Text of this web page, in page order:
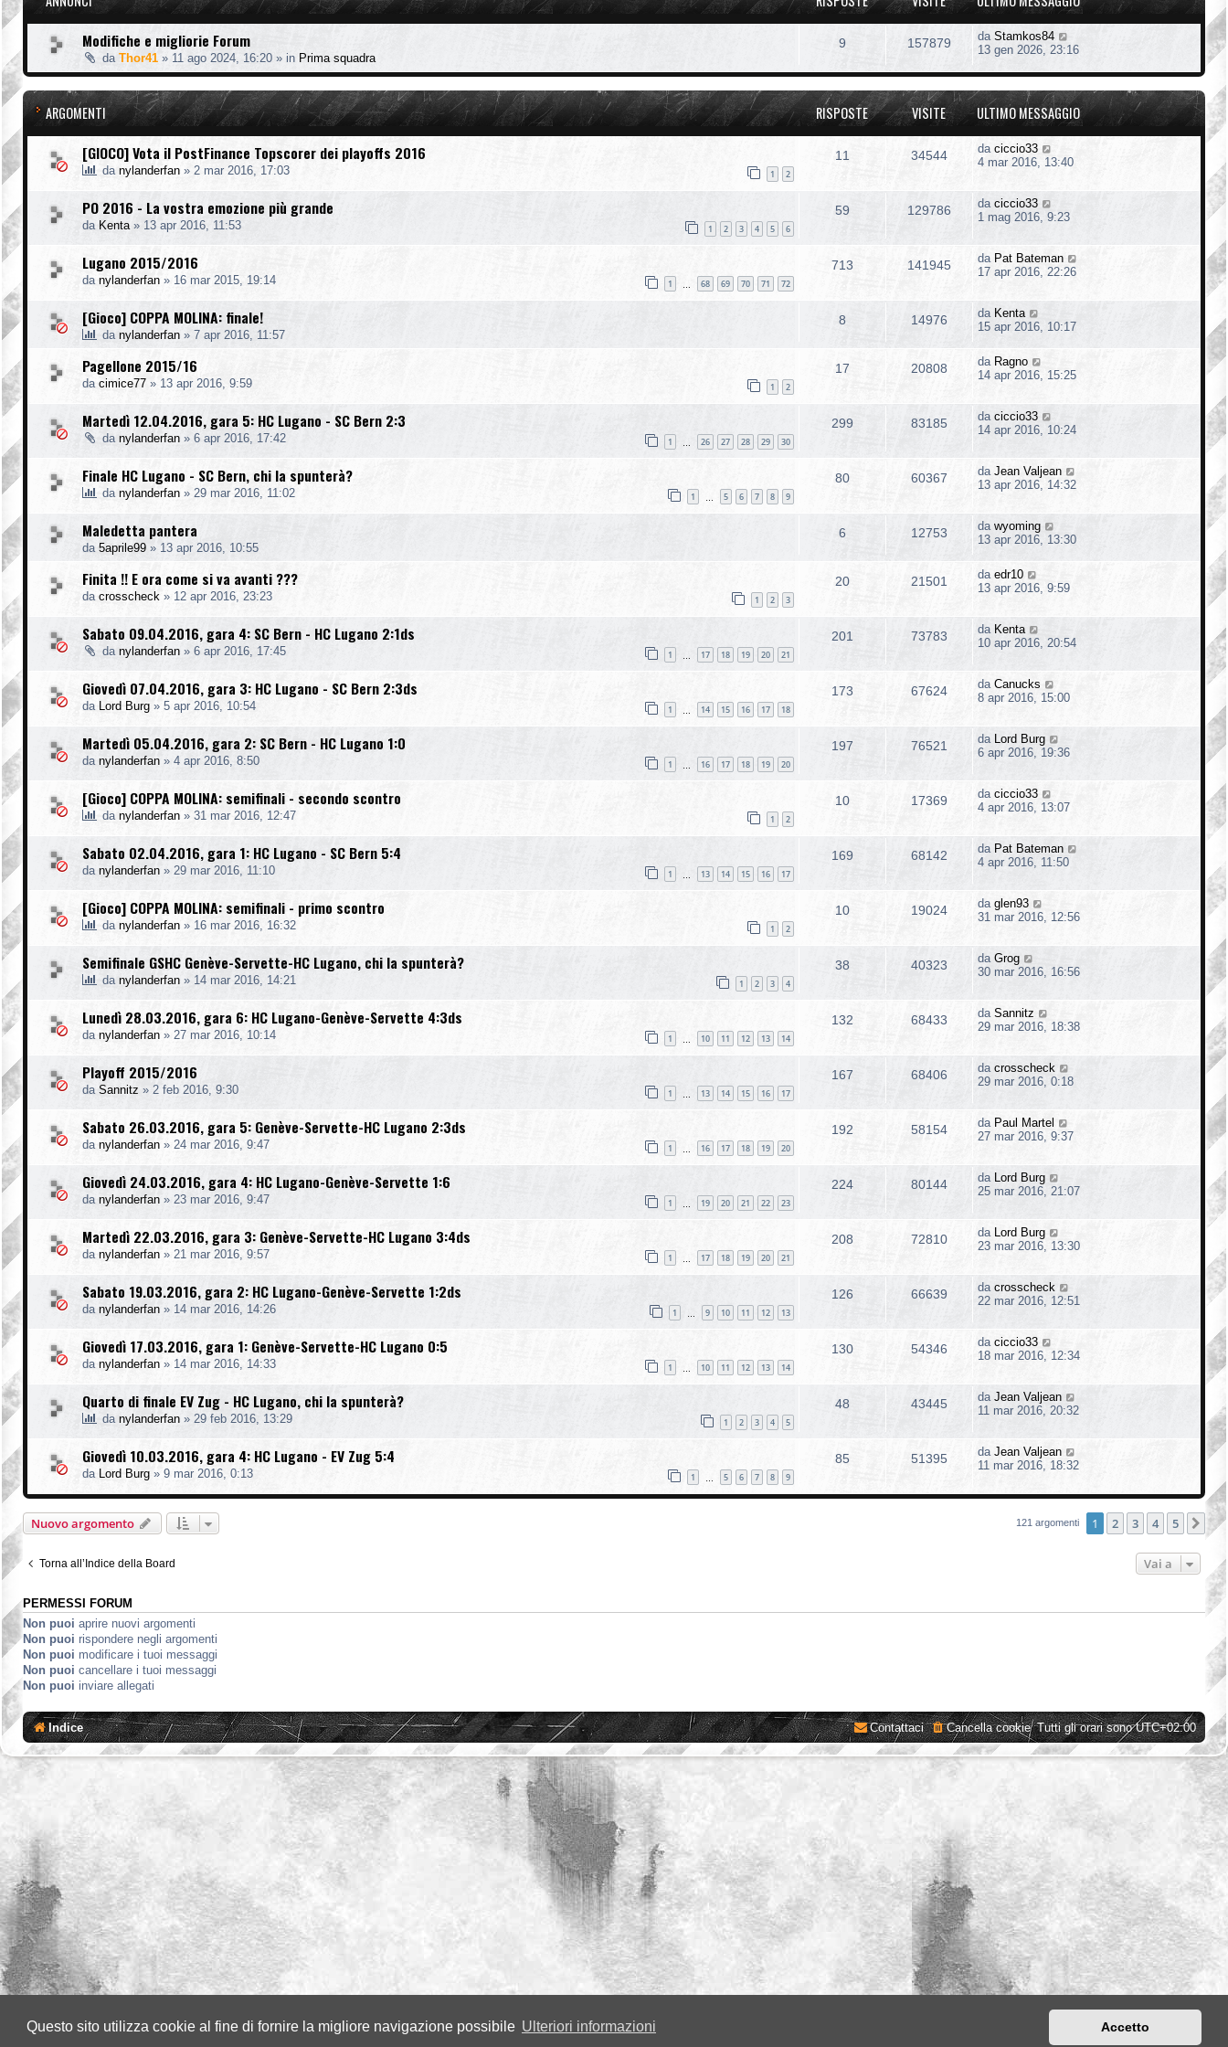
Questo sito utilizza cookie al fine di fornire la migliore navigazione possibile Ulteriori informazioni Accetto
Modifiche e migliorie Forum
da Thor41 » 11 ago 2024, 16:20 » in Prima squadra
9 157879 da Stamkos84
13 gen 2026, 23:16
ARGOMENTI RISPOSTE VISITE ULTIMO MESSAGGIO
[GIOCO] Vota il PostFinance Topscorer dei playoffs 2016
da nylanderfan » 2 mar 2016, 17:03 1 2
11 34544 da ciccio33
4 mar 2016, 13:40
PO 2016 - La vostra emozione più grande
da Kenta » 13 apr 2016, 11:53 1 2 3 4 5 6
59 129786 da ciccio33
1 mag 2016, 9:23
Lugano 2015/2016
da nylanderfan » 16 mar 2015, 19:14 1 68 69 70 71 72
713 141945 da Pat Bateman
17 apr 2016, 22:26
[Gioco] COPPA MOLINA: finale!
da nylanderfan » 7 apr 2016, 11:57
8 14976 da Kenta
15 apr 2016, 10:17
Pagellone 2015/16
da cimice77 » 13 apr 2016, 9:59 1 2
17 20808 da Ragno
14 apr 2016, 15:25
Martedì 12.04.2016, gara 5: HC Lugano - SC Bern 2:3
da nylanderfan » 6 apr 2016, 17:42 1 26 27 28 29 30
299 83185 da ciccio33
14 apr 2016, 10:24
Finale HC Lugano - SC Bern, chi la spunterà?
da nylanderfan » 29 mar 2016, 11:02 1 5 6 7 8 9
80 60367 da Jean Valjean
13 apr 2016, 14:32
Maledetta pantera
da 5aprile99 » 13 apr 2016, 10:55
6 12753 da wyoming
13 apr 2016, 13:30
Finita !! E ora come si va avanti ???
da crosscheck » 12 apr 2016, 23:23 1 2 3
20 21501 da edr10
13 apr 2016, 9:59
Sabato 09.04.2016, gara 4: SC Bern - HC Lugano 2:1ds
da nylanderfan » 6 apr 2016, 17:45 1 17 18 19 20 21
201 73783 da Kenta
10 apr 2016, 20:54
Giovedì 07.04.2016, gara 3: HC Lugano - SC Bern 2:3ds
da Lord Burg » 5 apr 2016, 10:54 1 14 15 16 17 18
173 67624 da Canucks
8 apr 2016, 15:00
Martedì 05.04.2016, gara 2: SC Bern - HC Lugano 1:0
da nylanderfan » 4 apr 2016, 8:50 1 16 17 18 19 20
197 76521 da Lord Burg
6 apr 2016, 19:36
[Gioco] COPPA MOLINA: semifinali - secondo scontro
da nylanderfan » 31 mar 2016, 12:47 1 2
10 17369 da ciccio33
4 apr 2016, 13:07
Sabato 02.04.2016, gara 1: HC Lugano - SC Bern 5:4
da nylanderfan » 29 mar 2016, 11:10 1 13 14 15 16 17
169 68142 da Pat Bateman
4 apr 2016, 11:50
[Gioco] COPPA MOLINA: semifinali - primo scontro
da nylanderfan » 16 mar 2016, 16:32 1 2
10 19024 da glen93
31 mar 2016, 12:56
Semifinale GSHC Genève-Servette-HC Lugano, chi la spunterà?
da nylanderfan » 14 mar 2016, 14:21 1 2 3 4
38 40323 da Grog
30 mar 2016, 16:56
Lunedì 28.03.2016, gara 6: HC Lugano-Genève-Servette 4:3ds
da nylanderfan » 27 mar 2016, 10:14 1 10 11 12 13 14
132 68433 da Sannitz
29 mar 2016, 18:38
Playoff 2015/2016
da Sannitz » 2 feb 2016, 9:30 1 13 14 15 16 17
167 68406 da crosscheck
29 mar 2016, 0:18
Sabato 26.03.2016, gara 5: Genève-Servette-HC Lugano 2:3ds
da nylanderfan » 24 mar 2016, 9:47 1 16 17 18 19 20
192 58154 da Paul Martel
27 mar 2016, 9:37
Giovedì 24.03.2016, gara 4: HC Lugano-Genève-Servette 1:6
da nylanderfan » 23 mar 2016, 9:47 1 19 20 21 22 23
224 80144 da
Lord Burg
25 mar 2016, 21:07
Martedì 22.03.2016, gara 3: Genève-Servette-HC Lugano 3:4ds
da nylanderfan » 21 mar 2016, 9:57 1 17 18 19 20 21
208 72810 da
Lord Burg
23 mar 2016, 13:30
Sabato 19.03.2016, gara 2: HC Lugano-Genève-Servette 1:2ds
da nylanderfan » 14 mar 2016, 14:26 1 9 10 11 12 13
126 66639 da crosscheck
22 mar 2016, 12:51
Giovedì 17.03.2016, gara 1: Genève-Servette-HC Lugano 0:5
da nylanderfan » 14 mar 2016, 14:33 1 10 11 12 13 14
130 54346 da ciccio33
18 mar 2016, 12:34
Quarto di finale EV Zug - HC Lugano, chi la spunterà?
da nylanderfan » 29 feb 2016, 13:29 1 2 3 4 5
48 43445 da Jean Valjean
11 mar 2016, 20:32
Giovedì 10.03.2016, gara 4: HC Lugano - EV Zug 5:4
da Lord Burg » 9 mar 2016, 0:13 1 5 6 7 8 9
85 51395 da Jean Valjean
11 mar 2016, 18:32
Nuovo argomento 121 argomenti 1 2 3 4 5
Torna all’Indice della Board Vai a
PERMESSI FORUM
Non puoi aprire nuovi argomenti
Non puoi rispondere negli argomenti
Non puoi modificare i tuoi messaggi
Non puoi cancellare i tuoi messaggi
Non puoi inviare allegati
Indice Tutti gli orari sonoUTC+02:00
Cancella cookie
Contattaci